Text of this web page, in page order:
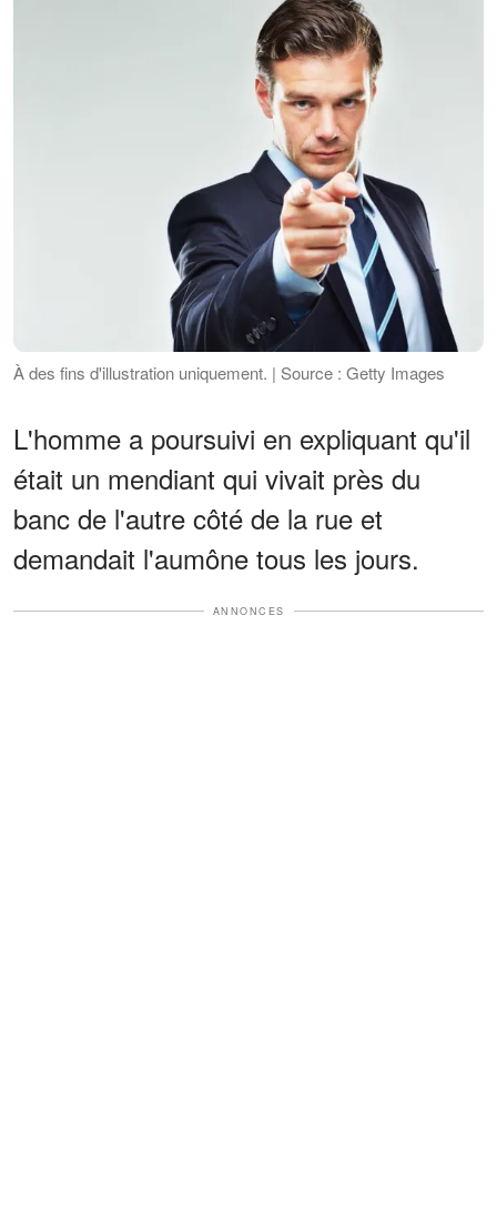
À des fins d'illustration uniquement. | Source : Getty Images
L'homme a poursuivi en expliquant qu'il
était un mendiant qui vivait près du
banc de l'autre côté de la rue et
demandait l'aumône tous les jours.
ANNONCES